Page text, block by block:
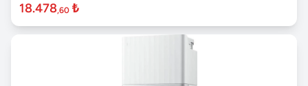
18.478,60 ₺